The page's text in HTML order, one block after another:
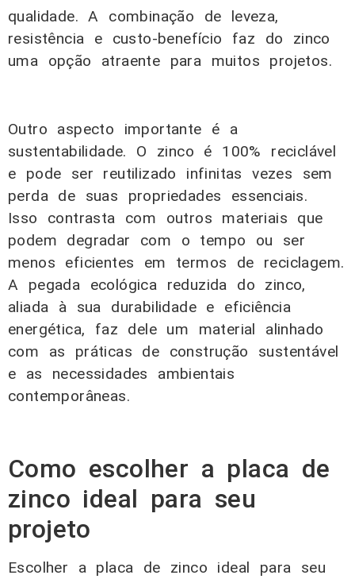
qualidade. A combinação de leveza,
resistência e custo-benefício faz do zinco
uma opção atraente para muitos projetos.
Outro aspecto importante é a
sustentabilidade. O zinco é 100% reciclável
e pode ser reutilizado infinitas vezes sem
perda de suas propriedades essenciais.
Isso contrasta com outros materiais que
podem degradar com o tempo ou ser
menos eficientes em termos de reciclagem.
A pegada ecológica reduzida do zinco,
aliada à sua durabilidade e eficiência
energética, faz dele um material alinhado
com as práticas de construção sustentável
e as necessidades ambientais
contemporâneas.
Como escolher a placa de
zinco ideal para seu
projeto
Escolher a placa de zinco ideal para seu